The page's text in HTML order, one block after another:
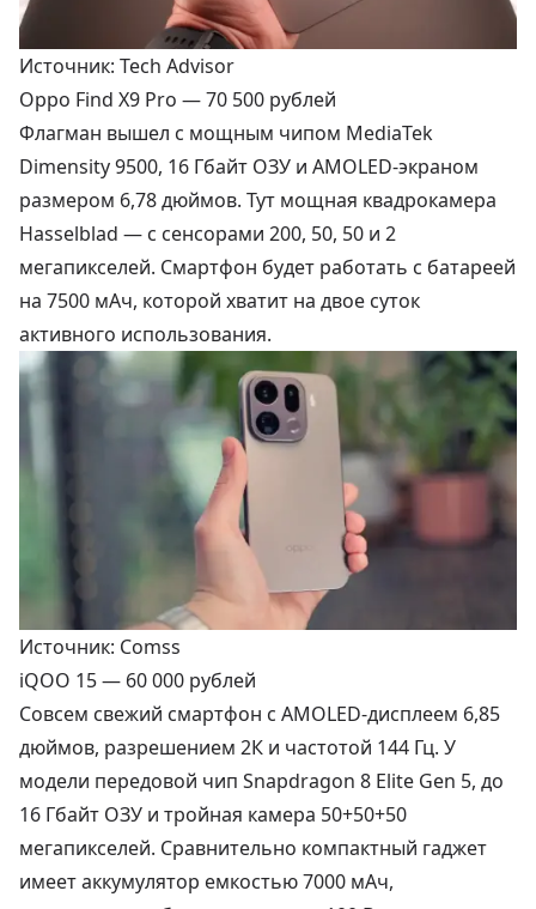
Источник: Tech Advisor
Oppo Find X9 Pro —70 500 рублей
Флагман вышел с мощным чипом MediaTek
Dimensity 9500, 16 Гбайт ОЗУ и AMOLED-экраном
размером 6,78 дюймов. Тут мощная квадрокамера
Hasselblad — с сенсорами 200, 50, 50 и 2
мегапикселей. Смартфон будет работать с батареей
на 7500 мАч, которой хватит на двое суток
активного использования.
Источник: Comss
iQOO 15 — 60 000 рублей
Совсем свежий смартфон с AMOLED-дисплеем 6,85
дюймов, разрешением 2К и частотой 144 Гц. У
модели передовой чип Snapdragon 8 Elite Gen 5, до
16 Гбайт ОЗУ и тройная камера 50+50+50
мегапикселей. Сравнительно компактный гаджет
имеет аккумулятор емкостью 7000 мАч,